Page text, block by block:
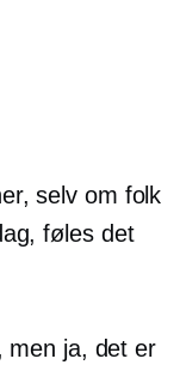
selv om folk
føles det
men ja, det er